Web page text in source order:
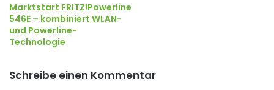
Marktstart FRITZ!Powerline
546E – kombiniert WLAN-
und Powerline-
Technologie
Schreibe einen Kommentar